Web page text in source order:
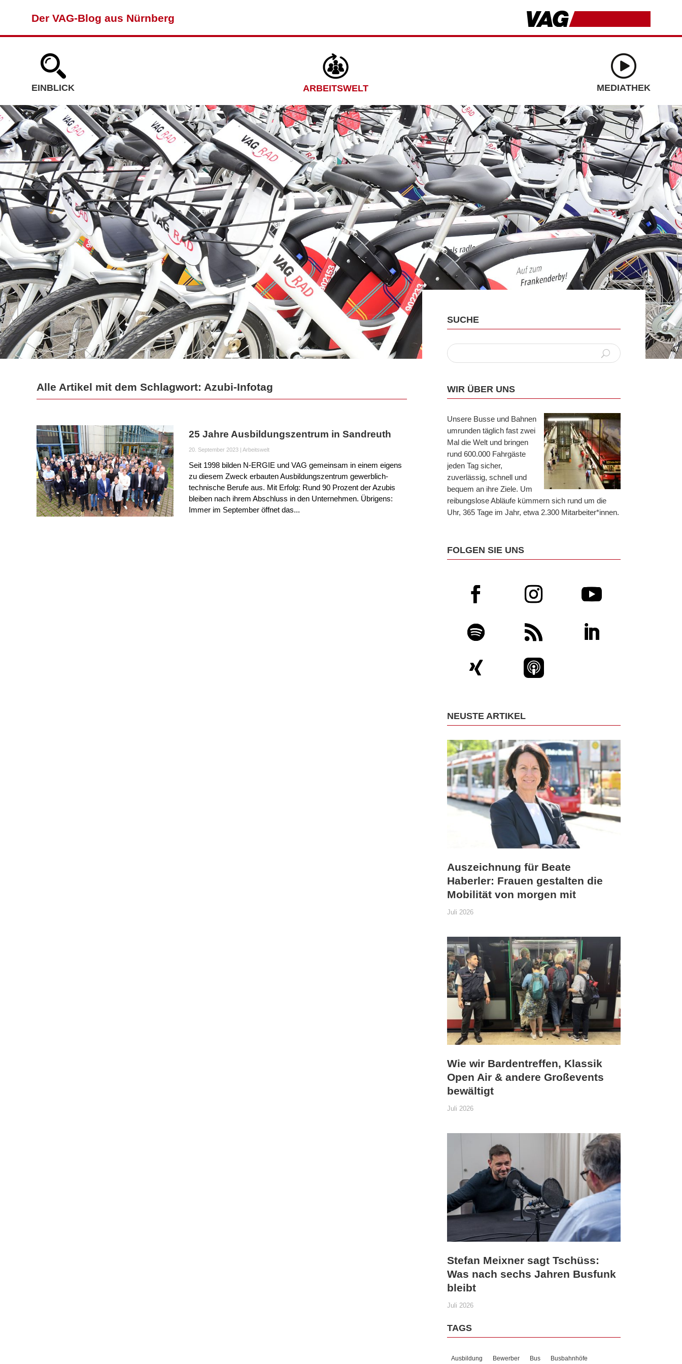
Der VAG-Blog aus Nürnberg
EINBLICK ARBEITSWELT MEDIATHEK
Alle Artikel mit dem Schlagwort: Azubi-Infotag
25 Jahre Ausbildungszentrum in Sandreuth
20. September 2023 | Arbeitswelt
Seit 1998 bilden N-ERGIE und VAG gemeinsam in einem eigens
zu diesem Zweck erbauten Ausbildungszentrum gewerblich-
technische Berufe aus. Mit Erfolg: Rund 90 Prozent der Azubis
bleiben nach ihrem Abschluss in den Unternehmen. Übrigens:
Immer im September öffnet das...
SUCHE
WIR ÜBER UNS
Unsere Busse und Bahnen
umrunden täglich fast zwei
Mal die Welt und bringen
rund 600.000 Fahrgäste
jeden Tag sicher,
zuverlässig, schnell und
bequem an ihre Ziele. Um
reibungslose Abläufe kümmern sich rund um die
Uhr, 365 Tage im Jahr, etwa 2.300 Mitarbeiter*innen.
FOLGEN SIE UNS
NEUSTE ARTIKEL
Auszeichnung für Beate
Haberler: Frauen gestalten die
Mobilität von morgen mit
Juli 2026
Wie wir Bardentreffen, Klassik
Open Air & andere Großevents
bewältigt
Juli 2026
Stefan Meixner sagt Tschüss:
Was nach sechs Jahren Busfunk
bleibt
Juli 2026
TAGS
Ausbildung Bewerber Bus Busbahnhöfe